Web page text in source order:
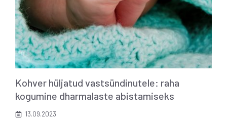
Kohver hüljatud vastsündinutele: raha
kogumine dharmalaste abistamiseks
13.09.2023